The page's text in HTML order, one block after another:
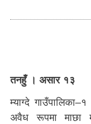
तनहुँ । असार १३
म्याग्दे
अवैध रूपमा माछा